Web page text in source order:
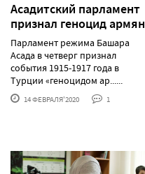
Асадитский парламент
признал геноцид армян
Парламент режима Башара
Асада в четверг признал
события 1915-1917 года в
Турции «геноцидом ар......
14 ФЕВРАЛЯ'2020 1